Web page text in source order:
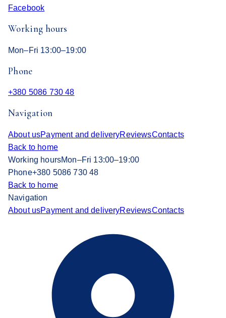
Facebook
Working hours
Mon–Fri 13:00–19:00
Phone
+380 5086 730 48
Navigation
About usPayment and deliveryReviewsContacts
Back to home
Working hoursMon–Fri 13:00–19:00
Phone+380 5086 730 48
Back to home
Navigation
About usPayment and deliveryReviewsContacts